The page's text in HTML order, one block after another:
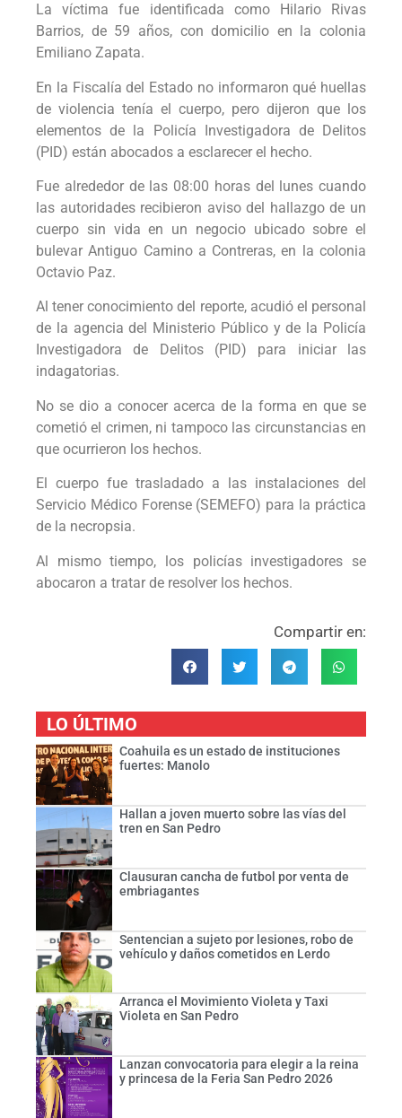
La víctima fue identificada como Hilario Rivas
Barrios, de 59 años, con domicilio en la colonia
Emiliano Zapata.
En la Fiscalía del Estado no informaron qué huellas
de violencia tenía el cuerpo, pero dijeron que los
elementos de la Policía Investigadora de Delitos
(PID) están abocados a esclarecer el hecho.
Fue alrededor de las 08:00 horas del lunes cuando
las autoridades recibieron aviso del hallazgo de un
cuerpo sin vida en un negocio ubicado sobre el
bulevar Antiguo Camino a Contreras, en la colonia
Octavio Paz.
Al tener conocimiento del reporte, acudió el personal
de la agencia del Ministerio Público y de la Policía
Investigadora de Delitos (PID) para iniciar las
indagatorias.
No se dio a conocer acerca de la forma en que se
cometió el crimen, ni tampoco las circunstancias en
que ocurrieron los hechos.
El cuerpo fue trasladado a las instalaciones del
Servicio Médico Forense (SEMEFO) para la práctica
de la necropsia.
Al mismo tiempo, los policías investigadores se
abocaron a tratar de resolver los hechos.
Compartir en:
LO ÚLTIMO
Coahuila es un estado de instituciones
fuertes: Manolo
Hallan a joven muerto sobre las vías del
tren en San Pedro
Clausuran cancha de futbol por venta de
embriagantes
Sentencian a sujeto por lesiones, robo de
vehículo y daños cometidos en Lerdo
Arranca el Movimiento Violeta y Taxi
Violeta en San Pedro
Lanzan convocatoria para elegir a la reina
y princesa de la Feria San Pedro 2026